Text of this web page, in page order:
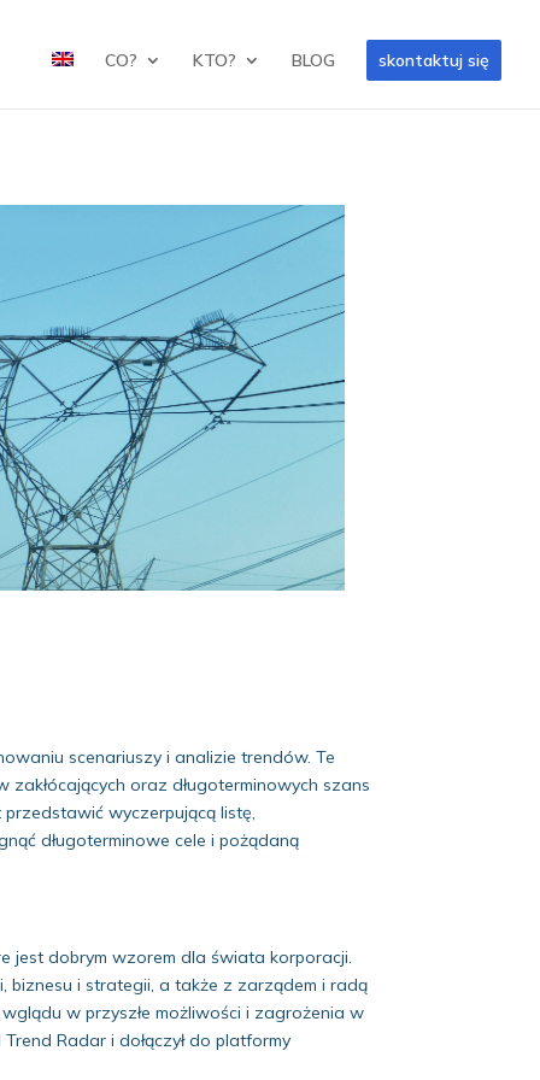
CO? KTO? BLOG skontaktuj się
scenariuszy i analizie trendów. Te
oraz długoterminowych szans
wyczerpującą listę,
długoterminowe cele i pożądaną
jest dobrym wzorem dla świata korporacji.
biznesu i strategii, a także z zarządem i radą
w przyszłe możliwości i zagrożenia w
Radar i dołączył do platformy